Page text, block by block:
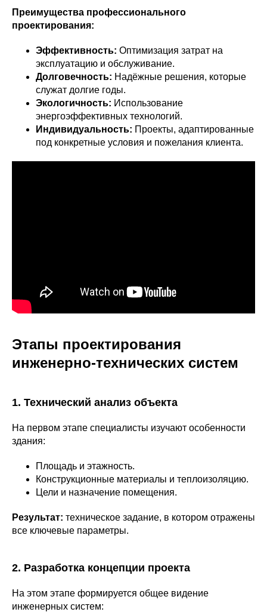
Преимущества профессионального
проектирования:
Эффективность: Оптимизация затрат на
эксплуатацию и обслуживание.
Долговечность: Надёжные решения, которые
служат долгие годы.
Экологичность: Использование
энергоэффективных технологий.
Индивидуальность: Проекты, адаптированные
под конкретные условия и пожелания клиента.
Этапы проектирования
инженерно-технических систем
1. Технический анализ объекта
На первом этапе специалисты изучают особенности
здания:
Площадь и этажность.
Конструкционные материалы и теплоизоляцию.
Цели и назначение помещения.
Результат: техническое задание, в котором отражены
все ключевые параметры.
2. Разработка концепции проекта
На этом этапе формируется общее видение
инженерных систем: